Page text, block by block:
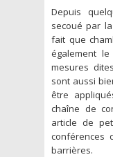
Depuis
secoué par la
fait que
également
mesures
sont aussi
être
chaîne de
article de
conférences
barrières.